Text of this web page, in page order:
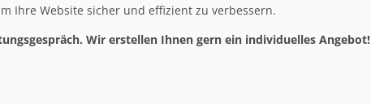
Ihre Website sicher und effizient zu verbessern.
Wir erstellen Ihnen gern ein individuelles Angebot!